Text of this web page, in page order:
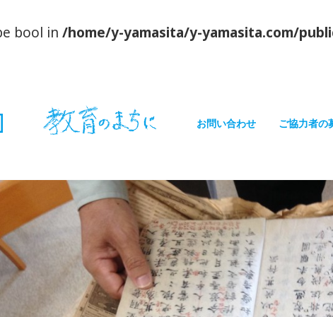
bool in /home/y-yamasita/y-yamasita.com/
お問い合わせ ご協力者の